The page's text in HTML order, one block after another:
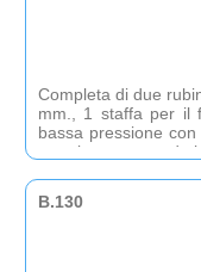
Completa di due
mm., 1 staffa per il
bassa pressione
non ritorno secondo
B.130